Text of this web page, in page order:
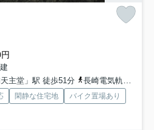
主堂」駅 徒歩51分
長崎電気軌道５系統「大浦海岸通」駅 徒歩52分
閑静な住宅地
バイク置場あり